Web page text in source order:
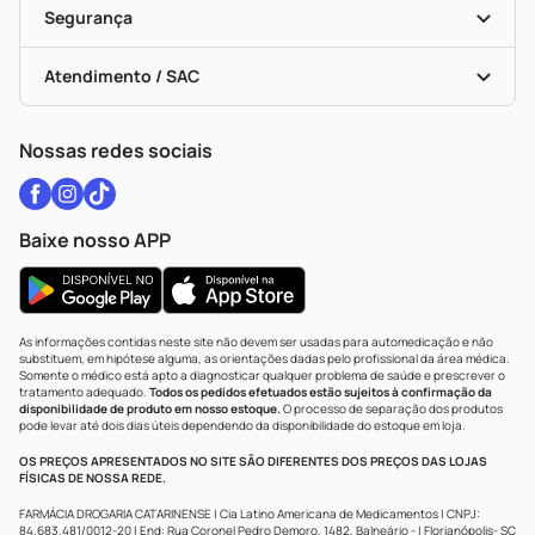
Black Friday
Formas De Pagamento
Troca E Devolução
Bulas De A A Z
Políticas De Marketplace
Serviços Farmacêuticos
Testes Rápidos
Autoteste Covid-19
Vacinas
Segurança
Certificado De Segurança
Portal Da Privacidade
Atendimento / SAC
WhatsApp (47) 9202-1687
Nossas redes sociais
Baixe nosso APP
As informações contidas neste site não devem ser usadas para automedicação e não
substituem, em hipótese alguma, as orientações dadas pelo profissional da área médica.
Somente o médico está apto a diagnosticar qualquer problema de saúde e prescrever o
tratamento adequado. Todos os pedidos efetuados estão sujeitos à confirmação da
disponibilidade de produto em nosso estoque.O processo de separação dos produtos
pode levar até dois dias úteis dependendo da disponibilidade do estoque em loja.
OS PREÇOS APRESENTADOS NO SITE SÃO DIFERENTES DOS PREÇOS DAS LOJAS
FÍSICAS DE NOSSA REDE.
FARMÁCIA DROGARIA CATARINENSE | Cia Latino Americana de Medicamentos | CNPJ:
84.683.481/0012-20 | End: Rua Coronel Pedro Demoro, 1482, Balneário - | Florianópolis- SC